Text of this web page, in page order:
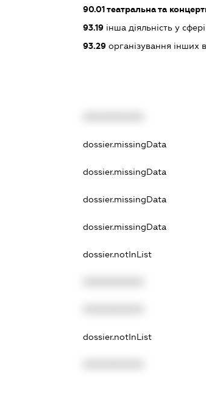
90.01театральна та
93.19інша діяльність у
93.29організування інших
dossier.missingData
dossier.missingData
dossier.missingData
dossier.missingData
dossier.notInList
dossier.notInList